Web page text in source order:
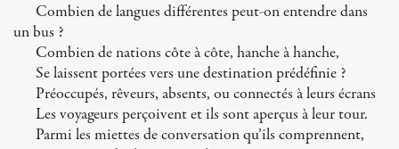
Combien de langues différentes peut-on entendre dans
un bus ?
Combien de nations côte à côte, hanche à hanche,
Se laissent portées vers une destination prédéfinie ?
Préoccupés, rêveurs, absents, ou connectés à leurs écrans
Les voyageurs perçoivent et ils sont aperçus à leur tour.
Parmi les miettes de conversation qu’ils comprennent,